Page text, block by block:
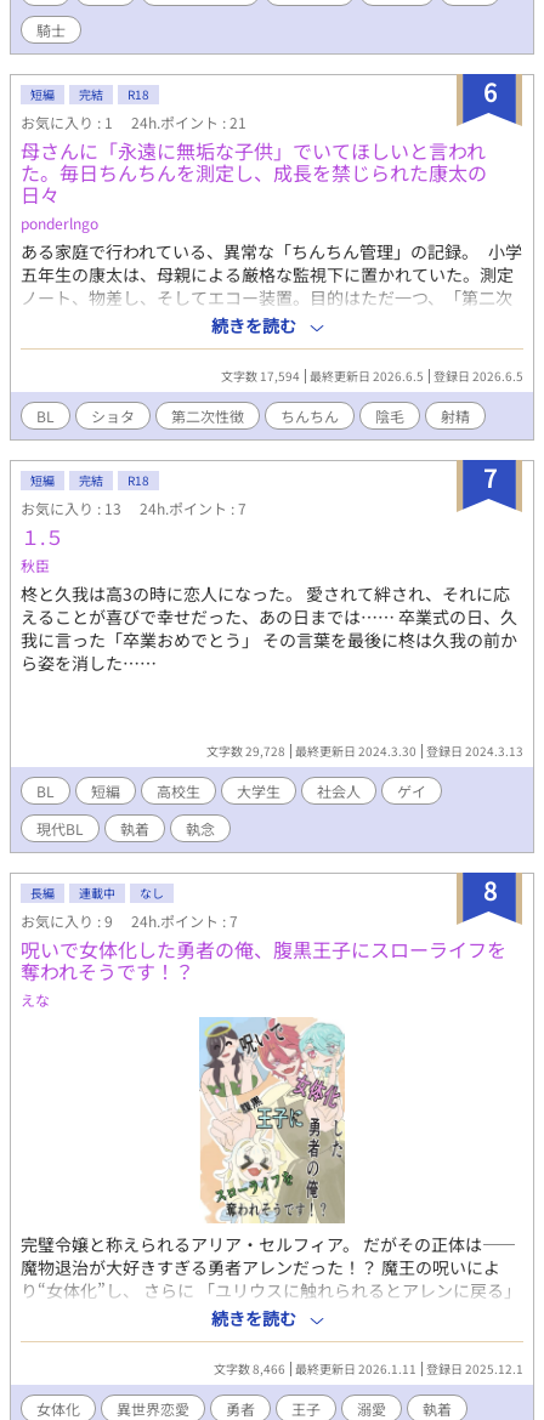
ドラマ版※X(旧Twitter)に詳細ございます)を聴いた方もそうでな
い方も、どちらも楽しめます。 本文:夢野咲ｺ X(旧twitter)⬇
https://twitter.com/akecch_lov イラスト:みのるゅ様 twitter⬇
https://twitter.com/minomugicha pixiv⬇
https://www.pixiv.net/users/90966661
騎士
6
短編 完結 R18
お気に入り : 1 24h.ポイント : 21
母さんに「永遠に無垢な子供」でいてほしいと言われ
た。毎日ちんちんを測定し、成長を禁じられた康太の
日々
ponderlngo
ある家庭で行われている、異常な「ちんちん管理」の記録。 小学
五年生の康太は、母親による厳格な監視下に置かれていた。測定
ノート、物差し、そしてエコー装置。目的はただ一つ、「第二次
性徴の阻止」である。 母親にとって、息子のちんちんの成長は
「純潔の喪失」であり、許されざる罪だった。 自然の摂理に抗お
うとする母親の執念と、その歪んだ愛に翻弄される少年の末路。
続きを読む
文字数 17,594 最終更新日 2026.6.5 登録日 2026.6.5
BL ショタ 第二次性徴 ちんちん 陰毛 射精
7
短編 完結 R18
お気に入り : 13 24h.ポイント : 7
１.５
秋臣
柊と久我は高3の時に恋人になった。 愛されて絆され、それに応
えることが喜びで幸せだった、あの日までは…… 卒業式の日、久
我に言った「卒業おめでとう」 その言葉を最後に柊は久我の前か
ら姿を消した……
文字数 29,728 最終更新日 2024.3.30 登録日 2024.3.13
BL 短編 高校生 大学生 社会人
ゲイ
現代BL
執着 執念
8
長編 連載中 なし
お気に入り : 9 24h.ポイント : 7
呪いで女体化した勇者の俺、腹黒王子にスローライフを
奪われそうです！？
えな
完璧令嬢と称えられるアリア・セルフィア。 だがその正体は——
魔物退治が大好きすぎる勇者アレンだった！？ 魔王の呪いによ
り“女体化”し、 さらに 「ユリウスに触れられるとアレンに戻る」
＋ 「ユリウス相手だと、照れただけで元に戻る」 という最悪の体
質に。 アレンの秘密を知るのは、 腹黒で執念深い第二王子・アイ
シュリング＝ユリウス。 『自由に生きたい』アレン vs 『スロー
ライフを奪いに来る腹黒王子』 呪いで女体化した勇者と、執着王
子の恋と騒動のスローライフ崩壊ラブコメ！？
続きを読む
文字数 8,466 最終更新日 2026.1.11 登録日 2025.12.1
女体化 異世界恋愛 勇者 王子 溺愛
執着